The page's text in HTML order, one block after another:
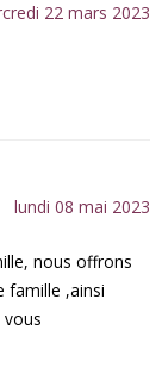
22 mars 2023
lundi 08 mai 2023
nous offrons
famille ,ainsi
vous